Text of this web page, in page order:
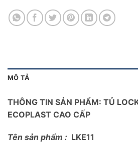
MÔ TẢ
THÔNG TIN SẢN PHẨM: TỦ
ECOPLAST CAO CẤP
Tên sản phẩm : LKE11